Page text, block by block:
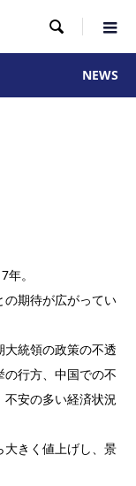

NEWS
。
の期待が広がってい
統領の政策の不透
行方、中国での不
不安の多い経済状況
大きく値上げし、景